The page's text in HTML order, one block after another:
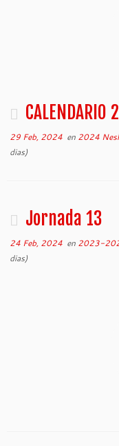
CALENDARIO
29 Feb, 2024 en 2024
dias)
Jornada 13
24 Feb, 2024 en 2023-
dias)